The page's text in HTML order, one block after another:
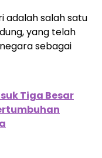
adalah salah satu
yang telah
sebagai
Tiga Besar